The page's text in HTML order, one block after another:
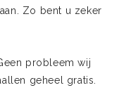
Zo bent u zeker
probleem wij
geheel gratis.